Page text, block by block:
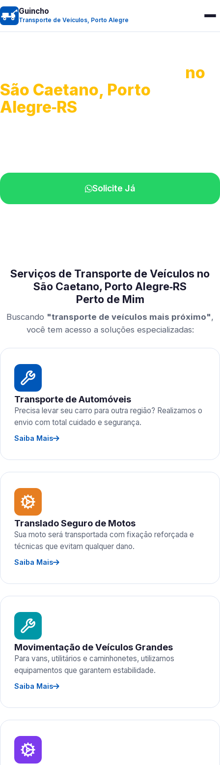
Guincho
Transporte de Veículos, Porto Alegre
no
São Caetano, Porto
Alegre‑RS
Solicite Já
Serviços de Transporte de Veículos no
São Caetano, Porto Alegre‑RS
Perto de Mim
Buscando "transporte de veículos mais próximo",
você tem acesso a soluções especializadas:
Transporte de Automóveis
Precisa levar seu carro para outra região? Realizamos o
envio com total cuidado e segurança.
Saiba Mais
Translado Seguro de Motos
Sua moto será transportada com fixação reforçada e
técnicas que evitam qualquer dano.
Saiba Mais
Movimentação de Veículos Grandes
Para vans, utilitários e caminhonetes, utilizamos
equipamentos que garantem estabilidade.
Saiba Mais